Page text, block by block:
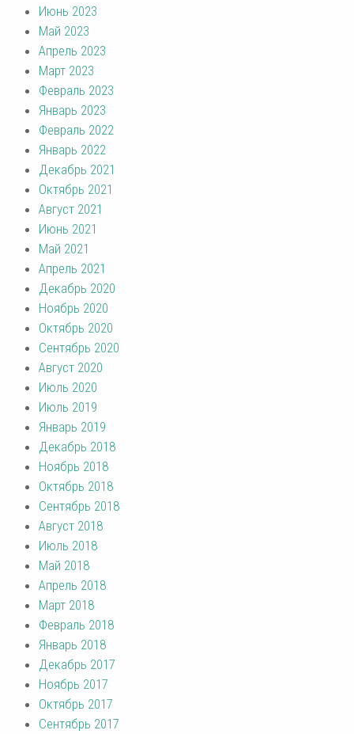
Июнь 2023
Май 2023
Апрель 2023
Март 2023
Февраль 2023
Январь 2023
Февраль 2022
Январь 2022
Декабрь 2021
Октябрь 2021
Август 2021
Июнь 2021
Май 2021
Апрель 2021
Декабрь 2020
Ноябрь 2020
Октябрь 2020
Сентябрь 2020
Август 2020
Июль 2020
Июль 2019
Январь 2019
Декабрь 2018
Ноябрь 2018
Октябрь 2018
Сентябрь 2018
Август 2018
Июль 2018
Май 2018
Апрель 2018
Март 2018
Февраль 2018
Январь 2018
Декабрь 2017
Ноябрь 2017
Октябрь 2017
Сентябрь 2017